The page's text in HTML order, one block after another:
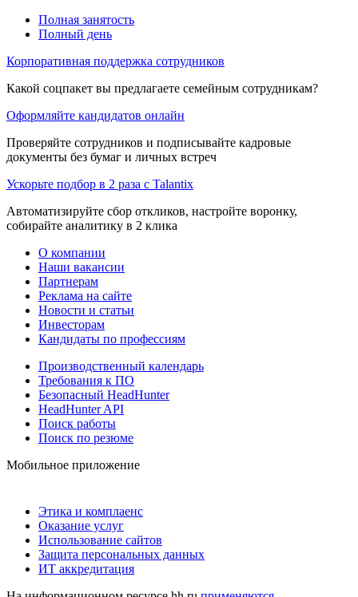
Полная занятость
Полный день
Корпоративная поддержка сотрудников
Какой соцпакет вы предлагаете семейным сотрудникам?
Оформляйте кандидатов онлайн
Проверяйте сотрудников и подписывайте кадровые
документы без бумаг и личных встреч
Ускорьте подбор в 2 раза с Talantix
Автоматизируйте сбор откликов, настройте воронку,
собирайте аналитику в 2 клика
О компании
Наши вакансии
Партнерам
Реклама на сайте
Новости и статьи
Инвесторам
Кандидаты по профессиям
Производственный календарь
Требования к ПО
Безопасный HeadHunter
HeadHunter API
Поиск работы
Поиск по резюме
Мобильное приложение
Этика и комплаенс
Оказание услуг
Использование сайтов
Защита персональных данных
ИТ аккредитация